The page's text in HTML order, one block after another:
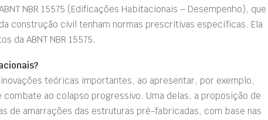
NBR 15575 (Edificações Habitacionais – Desempenho), que
construção civil tenham normas prescritivas específicas. Ela
da ABNT NBR 15575.
inovações teóricas importantes, ao apresentar, por exemplo,
ao colapso progressivo. Uma delas, a proposição de
de amarrações das estruturas pré-fabricadas, com base nas